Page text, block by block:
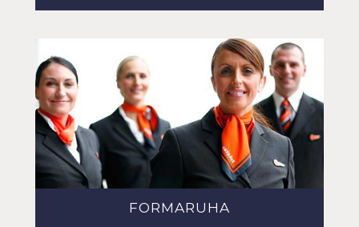
FORMARUHA